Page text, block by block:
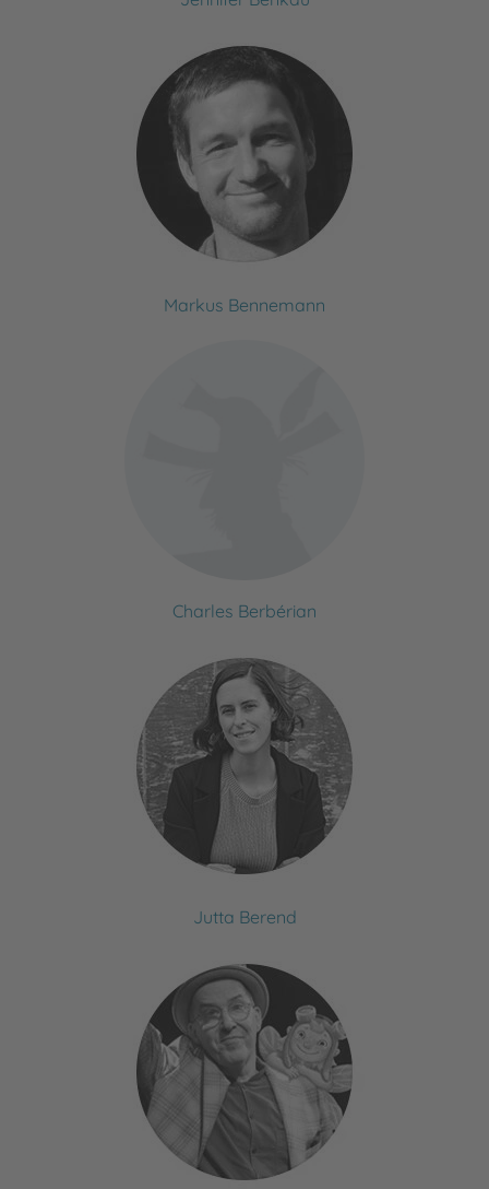
Markus Bennemann
Charles Berbérian
Jutta Berend